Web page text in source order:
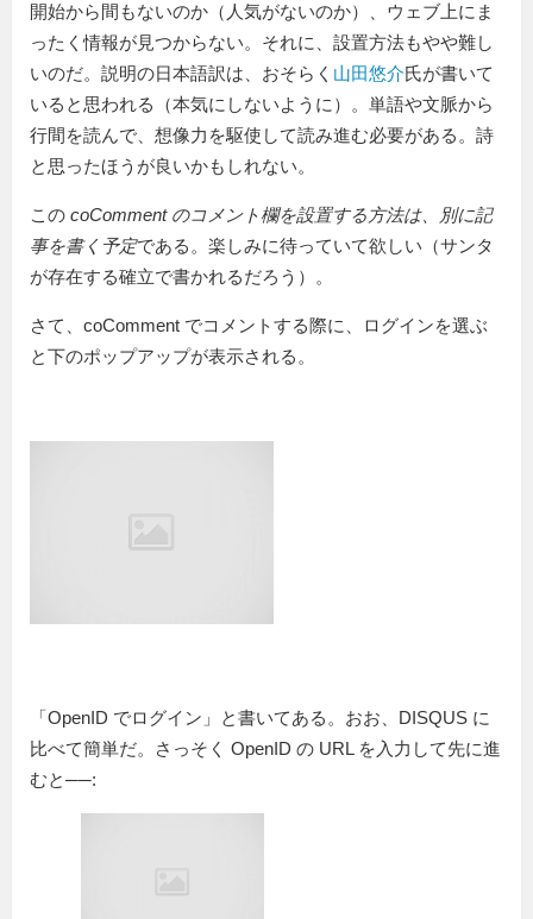
開始から間もないのか（人気がないのか）、ウェブ上にま
ったく情報が見つからない。それに、設置方法もやや難し
いのだ。説明の日本語訳は、おそらく 山田悠介氏が書いて
いると思われる（本気にしないように）。単語や文脈から
行間を読んで、想像力を駆使して読み進む必要がある。詩
と思ったほうが良いかもしれない。
この coComment のコメント欄を設置する方法は、別に記
事を書く予定である。楽しみに待っていて欲しい（サンタ
が存在する確立で書かれるだろう）。
さて、coComment でコメントする際に、ログインを選ぶ
と下のポップアップが表示される。
「OpenID でログイン」と書いてある。おお、DISQUS に
比べて簡単だ。さっそく OpenID の URL を入力して先に進
むと──: